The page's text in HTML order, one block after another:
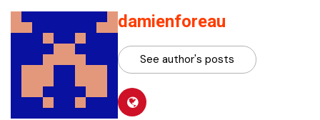
damienforeau
See author's posts